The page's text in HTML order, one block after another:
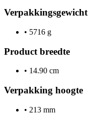
Verpakkingsgewicht
• 5716 g
Product breedte
• 14.90 cm
Verpakking hoogte
• 213 mm